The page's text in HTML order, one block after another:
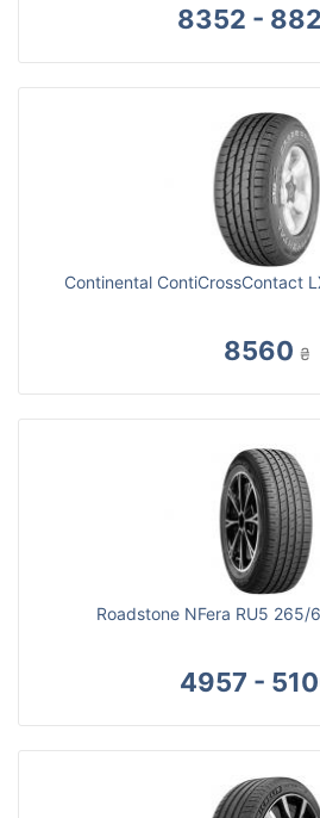
8352 -
Continental ContiCrossContact
8560 ₴
Roadstone NFera RU5 265/
4957 -